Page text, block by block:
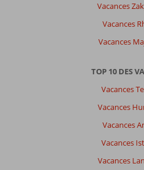
Vacances
Vacances
Vacances
TOP 10 DES
Vacances
Vacances
Vacances
Vacances
Vacances